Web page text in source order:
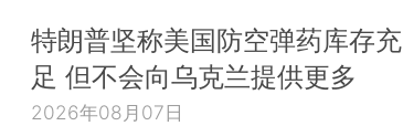
特朗普坚称美国防空弹药库存充
足 但不会向乌克兰提供更多
2026年08月07日